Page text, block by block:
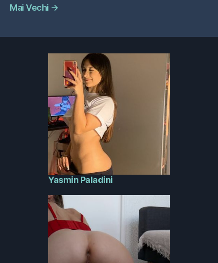
Mai Vechi →
Yasmin Paladini